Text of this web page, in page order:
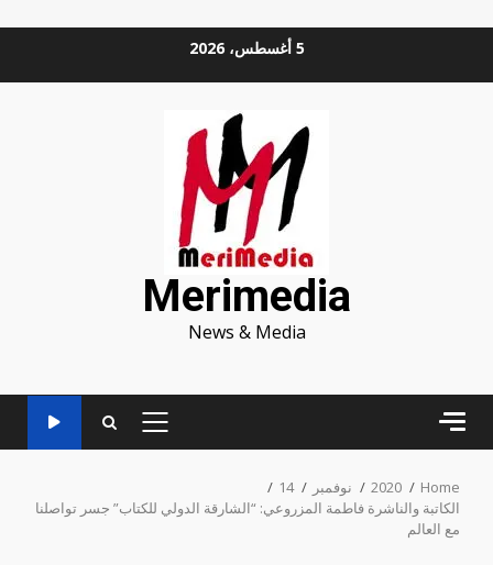
5 أغسطس، 2026
Merimedia
News & Media
PRIMARY
Home
2020 نوفمبر
14
الكاتبة والناشرة فاطمة المزروعي: “الشارقة الدولي للكتاب” جسر تواصلنا
مع العالم